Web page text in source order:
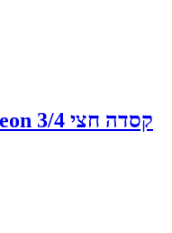
קסדה לאופניים Origine Neon קסדה חצי 3/4